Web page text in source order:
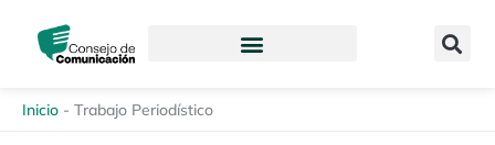
contenido
Inicio - Trabajo Periodístico